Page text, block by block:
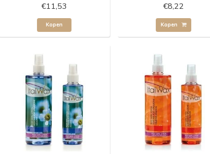
€11,53
Kopen
€8,22
Kopen